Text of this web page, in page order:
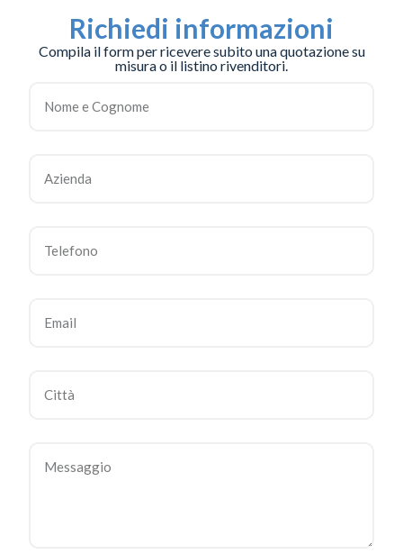
Richiedi informazioni
Compila il form per ricevere subito una quotazione su
misura o il listino rivenditori.